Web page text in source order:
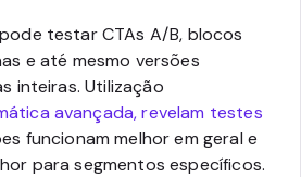
testar CTAs A/B, blocos
e até mesmo versões
inteiras. Utilização
avançada, revelam testes
funcionam melhor em geral e
para segmentos específicos.